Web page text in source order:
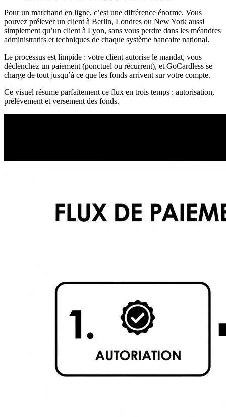
Pour un marchand en ligne, c’est une différence énorme. Vous
pouvez prélever un client à Berlin, Londres ou New York aussi
simplement qu’un client à Lyon, sans vous perdre dans les méandres
administratifs et techniques de chaque système bancaire national.
Le processus est limpide : votre client autorise le mandat, vous
déclenchez un paiement (ponctuel ou récurrent), et GoCardless se
charge de tout jusqu’à ce que les fonds arrivent sur votre compte.
Ce visuel résume parfaitement ce flux en trois temps : autorisation,
prélèvement et versement des fonds.